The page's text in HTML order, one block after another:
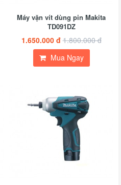
Máy vặn vít dùng pin Makita
TD091DZ
1.650.000 đ 1.800.000 đ
Mua Ngay